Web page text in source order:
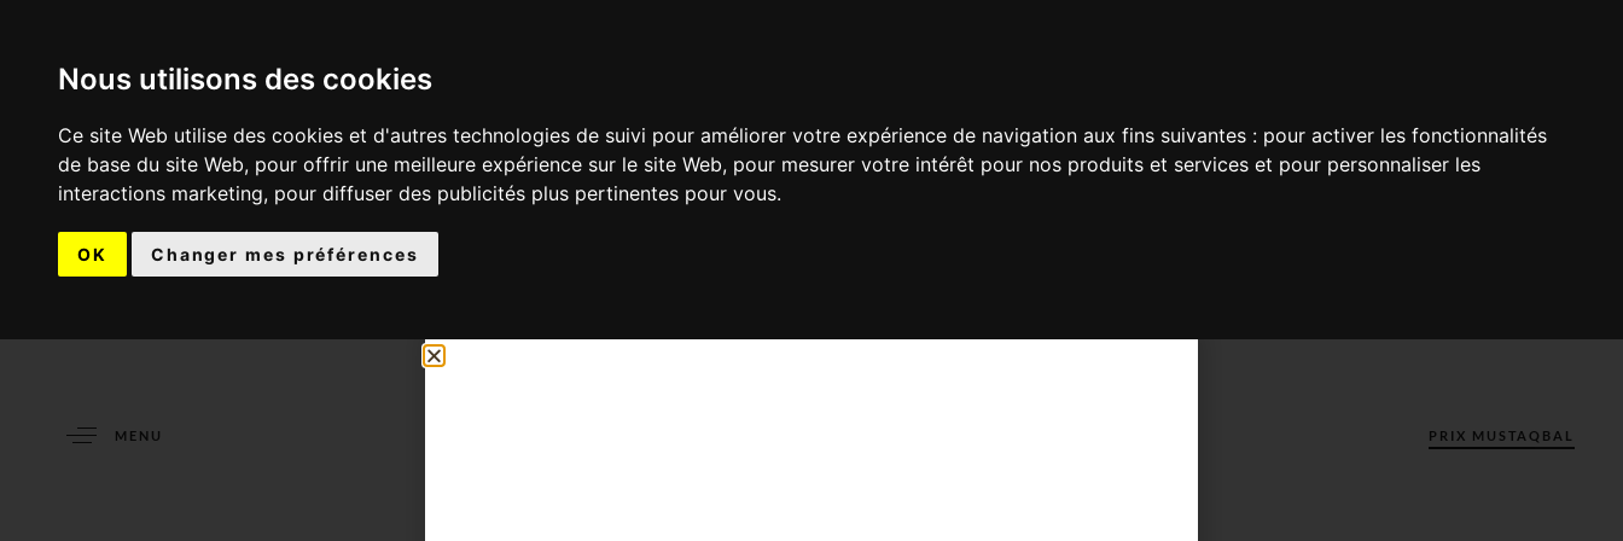
Nous utilisons des cookies
Ce site Web utilise des cookies et d'autres technologies de suivi pour améliorer votre expérience de navigation aux fins suivantes : pour activer les fonctionnalités
de base du site Web, pour offrir une meilleure expérience sur le site Web, pour mesurer votre intérêt pour nos produits et services et pour personnaliser les
interactions marketing, pour diffuser des publicités plus pertinentes pour vous.
OK Changer mes préférences
MENU PRIX MUSTAQBAL